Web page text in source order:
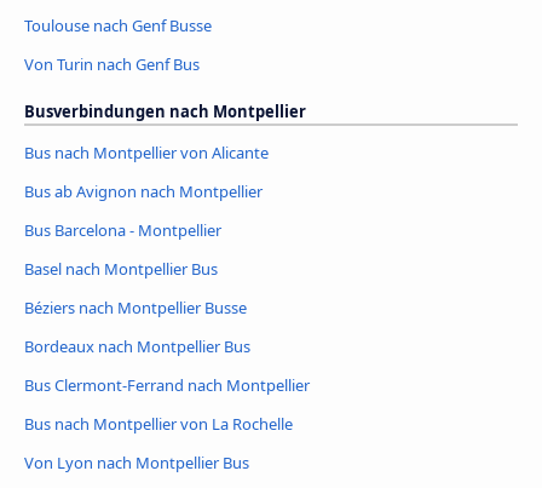
Toulouse nach Genf Busse
Von Turin nach Genf Bus
Busverbindungen nach Montpellier
Bus nach Montpellier von Alicante
Bus ab Avignon nach Montpellier
Bus Barcelona - Montpellier
Basel nach Montpellier Bus
Béziers nach Montpellier Busse
Bordeaux nach Montpellier Bus
Bus Clermont-Ferrand nach Montpellier
Bus nach Montpellier von La Rochelle
Von Lyon nach Montpellier Bus